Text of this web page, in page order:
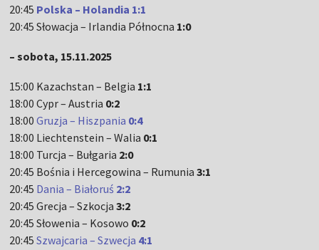
20:45 Polska – Holandia 1:1
20:45 Słowacja – Irlandia Północna 1:0
– sobota, 15.11.2025
15:00 Kazachstan – Belgia 1:1
18:00 Cypr – Austria 0:2
18:00Gruzja – Hiszpania 0:4
18:00 Liechtenstein – Walia 0:1
18:00 Turcja – Bułgaria 2:0
20:45 Bośnia i Hercegowina – Rumunia3:1
20:45 Dania – Białoruś 2:2
20:45 Grecja – Szkocja3:2
20:45 Słowenia – Kosowo 0:2
20:45Szwajcaria – Szwecja 4:1